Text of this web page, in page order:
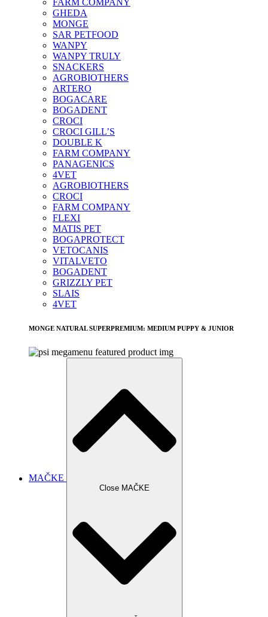
FARM COMPANY
GHEDA
MONGE
SAR PETFOOD
WANPY
WANPY TRULY
SNACKERS
AGROBIOTHERS
ARTERO
BOGACARE
BOGADENT
CROCI
CROCI GILL’S
DOUBLE K
FARM COMPANY
PANAGENICS
4VET
AGROBIOTHERS
CROCI
FARM COMPANY
FLEXI
MATIS PET
BOGAPROTECT
VETOCANIS
VITALVETO
BOGADENT
GRIZZLY PET
SLAIS
4VET
MONGE NATURAL SUPERPREMIUM: MEDIUM PUPPY & JUNIOR
MAČKE
Close MAČKE